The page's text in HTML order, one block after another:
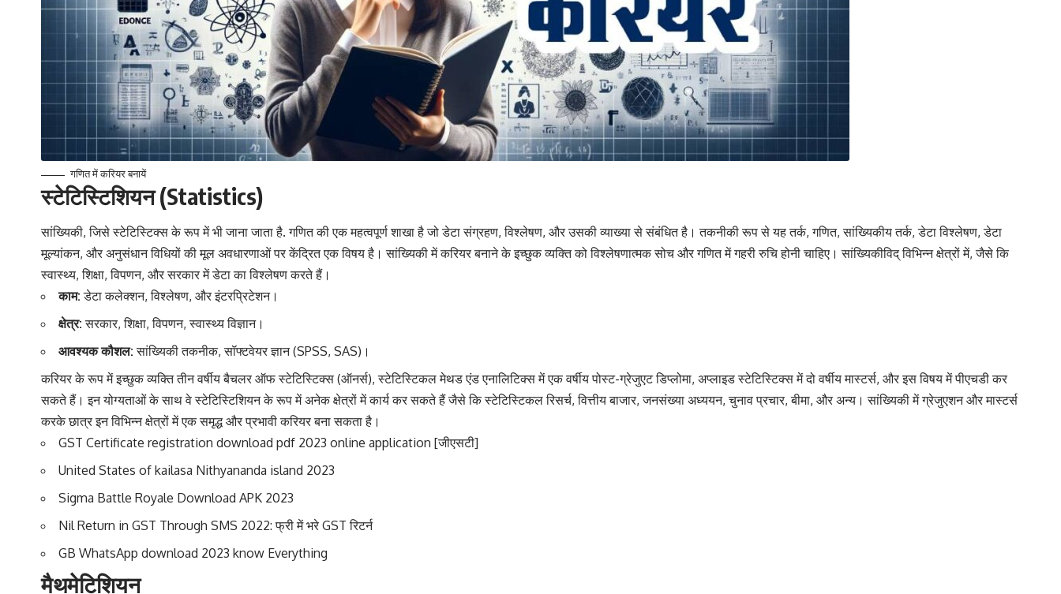
गणित में करियर बनायें
स्टेटिस्टिशियन (Statistics)
सांख्यिकी, जिसे स्टेटिस्टिक्स के रूप में भी जाना जाता है. गणित की एक महत्वपूर्ण शाखा है जो डेटा संग्रहण, विश्लेषण, और उसकी व्याख्या से संबंधित है। तकनीकी रूप से यह तर्क, गणित, सांख्यिकीय तर्क, डेटा विश्लेषण, डेटा
मूल्यांकन, और अनुसंधान विधियों की मूल अवधारणाओं पर केंद्रित एक विषय है। सांख्यिकी में करियर बनाने के इच्छुक व्यक्ति को विश्लेषणात्मक सोच और गणित में गहरी रुचि होनी चाहिए। सांख्यिकीविद् विभिन्न क्षेत्रों में, जैसे कि
स्वास्थ्य, शिक्षा, विपणन, और सरकार में डेटा का विश्लेषण करते हैं।
काम: डेटा कलेक्शन, विश्लेषण, और इंटरप्रिटेशन।
क्षेत्र: सरकार, शिक्षा, विपणन, स्वास्थ्य विज्ञान।
आवश्यक कौशल: सांख्यिकी तकनीक, सॉफ्टवेयर ज्ञान (SPSS, SAS)।
करियर के रूप में इच्छुक व्यक्ति तीन वर्षीय बैचलर ऑफ स्टेटिस्टिक्स (ऑनर्स), स्टेटिस्टिकल मेथड एंड एनालिटिक्स में एक वर्षीय पोस्ट-ग्रेजुएट डिप्लोमा, अप्लाइड स्टेटिस्टिक्स में दो वर्षीय मास्टर्स, और इस विषय में पीएचडी कर
सकते हैं। इन योग्यताओं के साथ वे स्टेटिस्टिशियन के रूप में अनेक क्षेत्रों में कार्य कर सकते हैं जैसे कि स्टेटिस्टिकल रिसर्च, वित्तीय बाजार, जनसंख्या अध्ययन, चुनाव प्रचार, बीमा, और अन्य। सांख्यिकी में ग्रेजुएशन और मास्टर्स
करके छात्र इन विभिन्न क्षेत्रों में एक समृद्ध और प्रभावी करियर बना सकता है।
GST Certificate registration download pdf 2023 online application [जीएसटी]
United States of kailasa Nithyananda island 2023
Sigma Battle Royale Download APK 2023
Nil Return in GST Through SMS 2022: फ्री में भरे GST रिटर्न
GB WhatsApp download 2023 know Everything
मैथमेटिशियन